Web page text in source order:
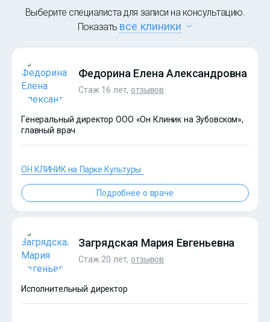
Выберите специалиста для записи на консультацию.
Показать все клиники
?>
Федорина Елена Александровна
Стаж 16 лет, отзывов
Генеральный директор ООО «Он Клиник на Зубовском»,
главный врач
ОН КЛИНИК на Парке Культуры
Подробнее о враче
Загрядская Мария Евгеньевна
Стаж 20 лет, отзывов
Исполнительный директор